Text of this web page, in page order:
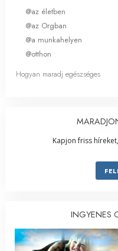
@az életben
@az Orgban
@a munkahelyen
@otthon
Hogyan maradj egészséges
Kapjon friss
INGYENES